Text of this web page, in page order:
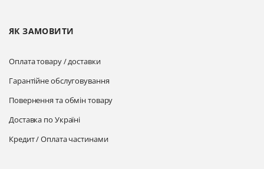
ЯК ЗАМОВИТИ
Оплата товару / доставки
Гарантійне обслуговування
Повернення та обмін товару
Доставка по Україні
Кредит / Оплата частинами